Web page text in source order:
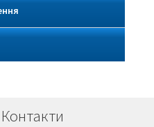
Контакти